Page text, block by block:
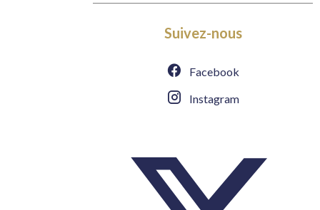
Suivez-nous
Facebook
Instagram